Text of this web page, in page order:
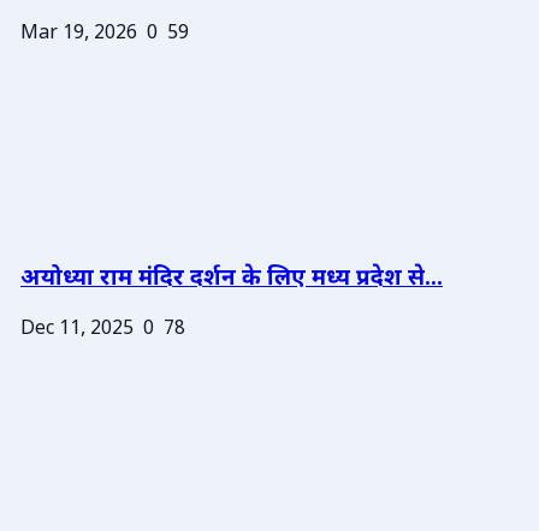
Mar 19, 2026 0 59
अयोध्या राम मंदिर दर्शन के लिए मध्य प्रदेश से...
Dec 11, 2025 0 78